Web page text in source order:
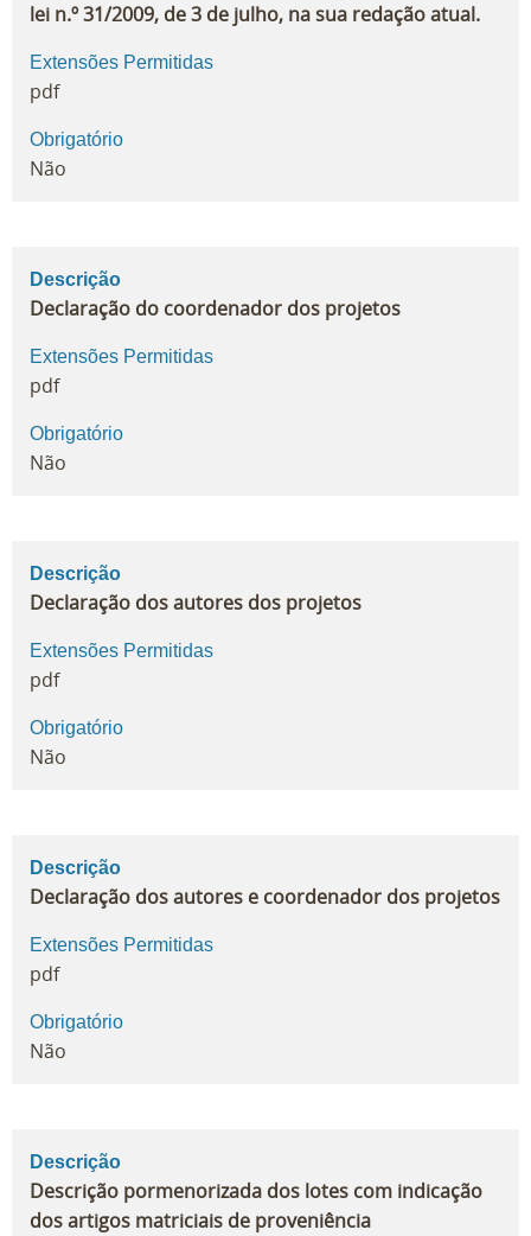
lei n.º 31/2009, de 3 de julho, na sua redação atual.
Extensões Permitidas
pdf
Obrigatório
Não
Descrição
Declaração do coordenador dos projetos
Extensões Permitidas
pdf
Obrigatório
Não
Descrição
Declaração dos autores dos projetos
Extensões Permitidas
pdf
Obrigatório
Não
Descrição
Declaração dos autores e coordenador dos projetos
Extensões Permitidas
pdf
Obrigatório
Não
Descrição
Descrição pormenorizada dos lotes com indicação
dos artigos matriciais de proveniência